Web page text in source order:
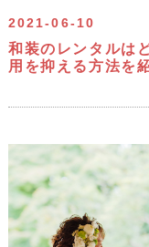
2021-06-10
和装のレンタルは
用を抑える方法を